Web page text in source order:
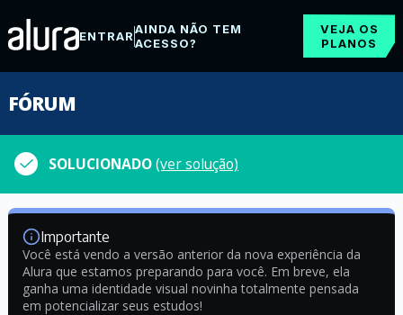
ENTRARAINDA NÃO TEM
ACESSO?
VEJA OS
PLANOS
FÓRUM
SOLUCIONADO(ver solução)
Importante
Você está vendo a versão anterior da nova experiência da
Alura que estamos preparando para você. Em breve, ela
ganha uma identidade visual novinha totalmente pensada
em potencializar seus estudos!